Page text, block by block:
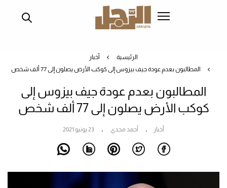
الرئيسية
أخبار
المطالبون بعدم عودة جيف بيزوس إلى كوكب الأرض يصلون إلى 77 ألف شخص
المطالبون بعدم عودة جيف بيزوس إلى
كوكب الأرض يصلون إلى 77 ألف شخص
أخبار أحمد مجدي 23 يونيو 2021